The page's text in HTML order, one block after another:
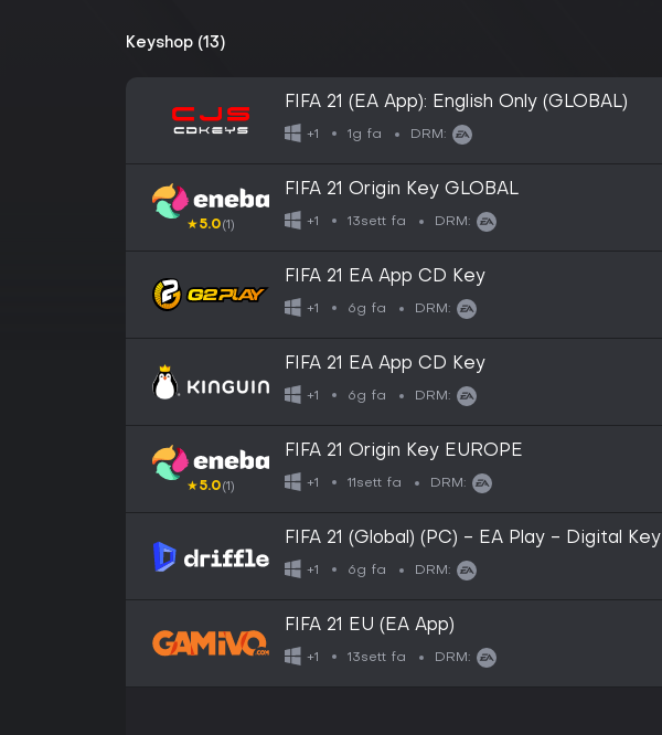
Keyshop (13)
FIFA 21 (EA App): English Only (GLOBAL)
+1 1g fa DRM:
★5.0(1)
FIFA 21 Origin Key GLOBAL
+1 13sett fa DRM:
FIFA 21 EA App CD Key
+1 6g fa DRM:
FIFA 21 EA App CD Key
+1 6g fa DRM:
★5.0(1)
FIFA 21 Origin Key EUROPE
+1 11sett fa DRM:
FIFA 21 (Global) (PC) - EA Play - Digital Key
+1 6g fa DRM:
FIFA 21 EU (EA App)
+1 13sett fa DRM: